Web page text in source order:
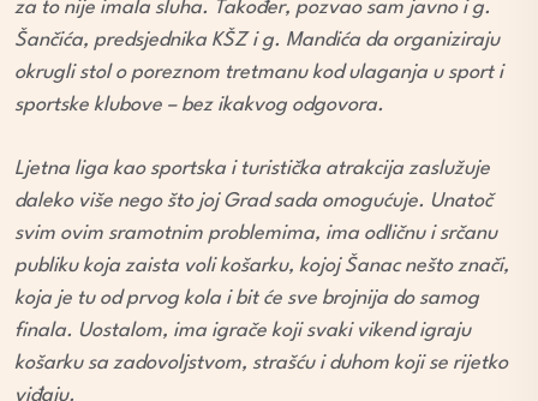
za to nije imala sluha. Također, pozvao sam javno i g.
Šančića, predsjednika KŠZ i g. Mandića da organiziraju
okrugli stol o poreznom tretmanu kod ulaganja u sport i
sportske klubove – bez ikakvog odgovora.
Ljetna liga kao sportska i turistička atrakcija zaslužuje
daleko više nego što joj Grad sada omogućuje. Unatoč
svim ovim sramotnim problemima, ima odličnu i srčanu
publiku koja zaista voli košarku, kojoj Šanac nešto znači,
koja je tu od prvog kola i bit će sve brojnija do samog
finala. Uostalom, ima igrače koji svaki vikend igraju
košarku sa zadovoljstvom, strašću i duhom koji se rijetko
viđaju.